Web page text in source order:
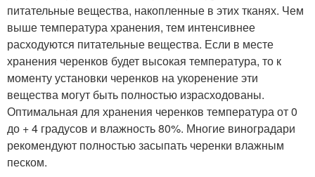
питательные вещества, накопленные в этих тканях. Чем
выше температура хранения, тем интенсивнее
расходуются питательные вещества. Если в месте
хранения черенков будет высокая температура, то к
моменту установки черенков на укоренение эти
вещества могут быть полностью израсходованы.
Оптимальная для хранения черенков температура от 0
до + 4 градусов и влажность 80%. Многие виноградари
рекомендуют полностью засыпать черенки влажным
песком.